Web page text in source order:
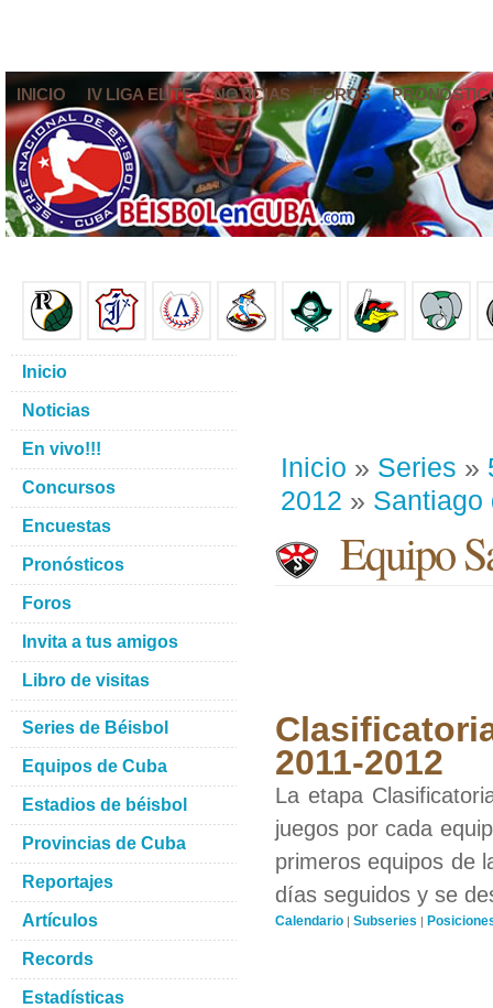
INICIO IV LIGA ELITE NOTICIAS FOROS
Inicio » Series »
2012 » Santiago
Equipo
2011-2012
La etapa
juegos por cada
primeros equipos de
días seguidos y se
Calendario | Subseries |
Inicio
Noticias
En vivo!!!
Concursos
Encuestas
Pronósticos
Foros
Invita a tus amigos
Libro de visitas
Series de Béisbol
Equipos de Cuba
Estadios de béisbol
Provincias de Cuba
Reportajes
Artículos
Records
Estadísticas